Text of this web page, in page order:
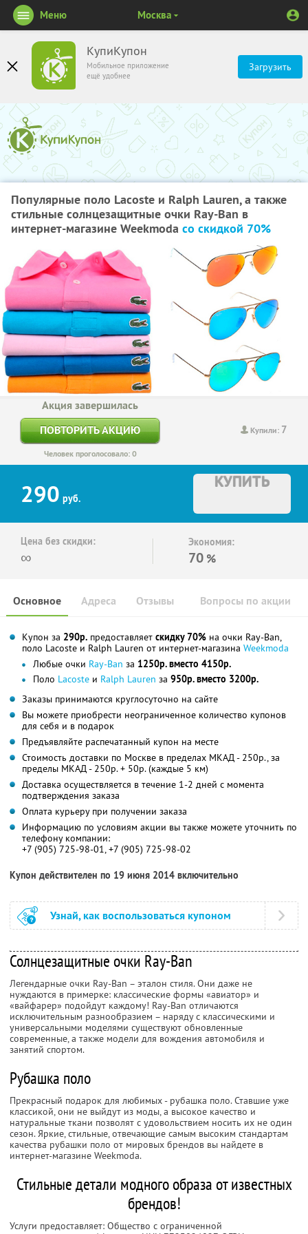
КупиКупон
Мобильное приложение
ещё удобнее
Загрузить
Меню Москва
Популярные поло Lacoste и Ralph Lauren, а также
стильные солнцезащитные очки Ray-Ban в
интернет-магазине Weekmoda со скидкой 70%
Купили: 7
Акция завершилась
ПОВТОРИТЬ АКЦИЮ
Человек проголосовало: 0
290 руб.
КУПИТЬ
Цена без скидки:
∞
Экономия:
70 %
Основное Отзывы Вопросы по акции
Адреса
Купон за 290р. предоставляет скидку 70% на очки Ray-Ban,
поло Lacoste и Ralph Lauren от интернет-магазина Weekmoda
Любые очки Ray-Ban за 1250р. вместо 4150р.
Поло Lacoste и Ralph Lauren за 950р. вместо 3200р.
Заказы принимаются круглосуточно на сайте
Вы можете приобрести неограниченное количество купонов
для себя и в подарок
Предъявляйте распечатанный купон на месте
Стоимость доставки по Москве в пределах МКАД - 250р., за
пределы МКАД - 250р. + 50р. (каждые 5 км)
Доставка осуществляется в течение 1-2 дней с момента
подтверждения заказа
Оплата курьеру при получении заказа
Информацию по условиям акции вы также можете уточнить по
телефону компании:
+7 (905) 725-98-01, +7 (905) 725-98-02
Купон действителен по 19 июня 2014 включительно
Узнай, как воспользоваться купоном
Солнцезащитные очки Ray-Ban
Легендарные очки Ray-Ban – эталон стиля. Они даже не
нуждаются в примерке: классические формы «авиатор» и
«вайфарер» подойдут каждому! Ray-Ban отличаются
исключительным разнообразием – наряду с классическими и
универсальными моделями существуют обновленные
современные, а также модели для вождения автомобиля и
занятий спортом.
Рубашка поло
Прекрасный подарок для любимых - рубашка поло. Ставшие уже
классикой, они не выйдут из моды, а высокое качество и
натуральные ткани позволят с удовольствием носить их не один
сезон. Яркие, стильные, отвечающие самым высоким стандартам
качества рубашки поло от мировых брендов вы найдете в
интернет-магазине Weekmoda.
Стильные детали модного образа от известных
брендов!
Услуги предоставляет: Общество с ограниченной